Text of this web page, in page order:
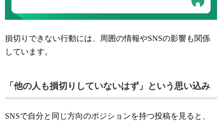
損切りできない行動には、周囲の情報やSNSの影響も関係
しています。
「他の人も損切りしていないはず」という思い込み
SNSで自分と同じ方向のポジションを持つ投稿を見ると、